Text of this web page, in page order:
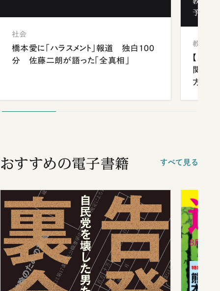
社会
橋本愛に「ハラスメント」報道 独白100
分 佐藤二朗が語った「全真相」
予備校
教育
【九州
関西
方
おすすめの電子書籍 すべて見る